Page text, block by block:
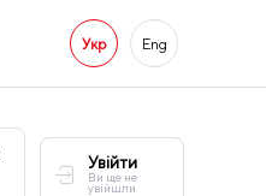
Укр Eng
Увійти
Ви ще не
увійшли